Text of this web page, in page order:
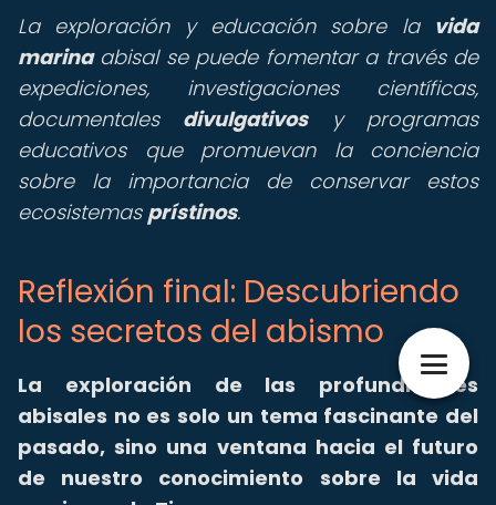
La exploración y educación sobre la vida
marinaabisal se puede fomentar a través de
expediciones, investigaciones científicas,
documentales divulgativosy programas
educativos que promuevan la conciencia
sobre la importancia de conservar estos
ecosistemas prístinos.
Reflexión final: Descubriendo
los secretos del abismo
La exploración de las profundidades
abisales no es solo un tema fascinante del
pasado, sino una ventana hacia el futuro
de nuestro conocimiento sobre la vida